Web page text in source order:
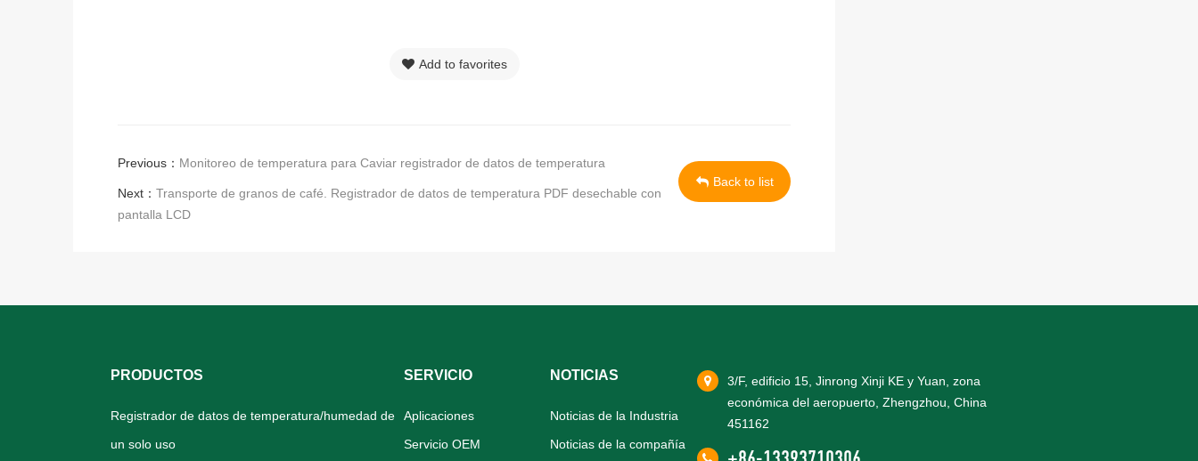
Add to favorites
Previous： Monitoreo de temperatura para Caviar registrador de datos de temperatura
Next： Transporte de granos de café. Registrador de datos de temperatura PDF desechable con
pantalla LCD
Back to list
PRODUCTOS
Registrador de datos de temperatura/humedad de
un solo uso
SERVICIO
Aplicaciones
Servicio OEM
NOTICIAS
Noticias de la Industria
Noticias de la compañía
3/F, edificio 15, Jinrong Xinji KE y Yuan, zona
económica del aeropuerto, Zhengzhou, China
451162